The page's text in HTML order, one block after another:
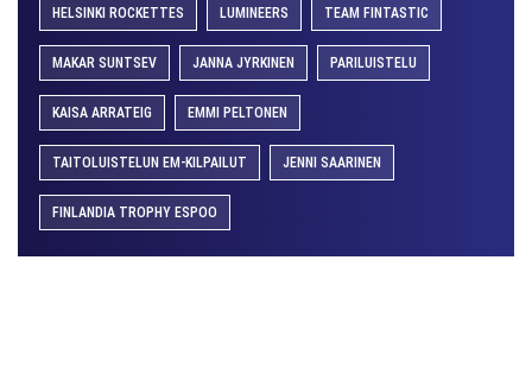
HELSINKI ROCKETTES LUMINEERS TEAM FINTASTIC
MAKAR SUNTSEV JANNA JYRKINEN PARILUISTELU
KAISA ARRATEIG EMMI PELTONEN
TAITOLUISTELUN EM-KILPAILUT JENNI SAARINEN
FINLANDIA TROPHY ESPOO